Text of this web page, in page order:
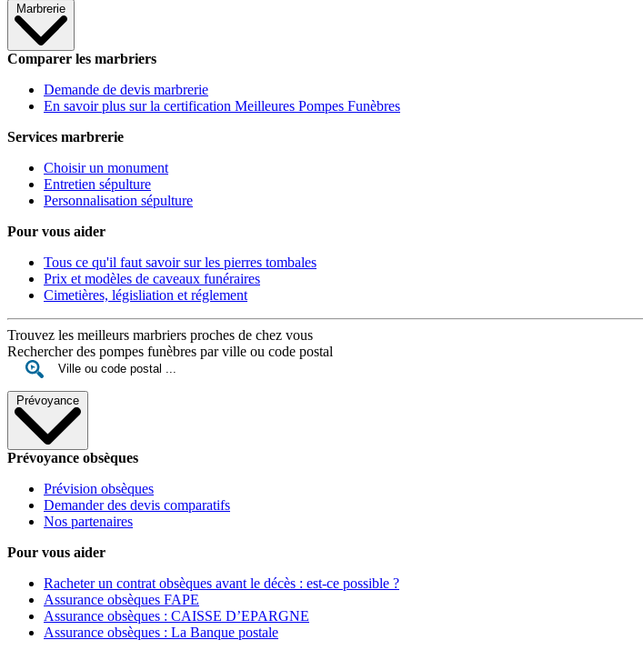
Marbrerie
Comparer les marbriers
Demande de devis marbrerie
En savoir plus sur la certification Meilleures Pompes Funèbres
Services marbrerie
Choisir un monument
Entretien sépulture
Personnalisation sépulture
Pour vous aider
Tous ce qu'il faut savoir sur les pierres tombales
Prix et modèles de caveaux funéraires
Cimetières, législiation et réglement
Trouvez les meilleurs marbriers proches de chez vous
Rechercher des pompes funèbres par ville ou code postal
Prévoyance
Prévoyance obsèques
Prévision obsèques
Demander des devis comparatifs
Nos partenaires
Pour vous aider
Racheter un contrat obsèques avant le décès : est-ce possible ?
Assurance obsèques FAPE
Assurance obsèques : CAISSE D’EPARGNE
Assurance obsèques : La Banque postale